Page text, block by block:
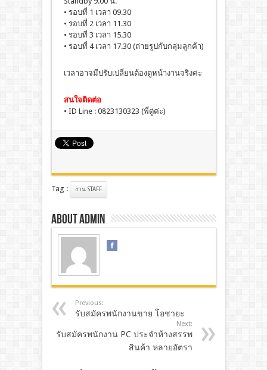
• รอบที่ 1 เวลา 09.30
• รอบที่ 2 เวลา 11.30
• รอบที่ 3 เวลา 15.30
• รอบที่ 4 เวลา 17.30 (ถ่ายรูปกับกลุ่มลูกค้า)
เวลาอาจมีปรับเปลี่ยนต้องดูหน้างานจริงค่ะ
สนใจติดต่อ
• ID Line : 0823130323 (พี่ตู่ค่ะ)
Tag : งาน STAFF
About admin
Previous:
รับสมัครพนักงานขาย โอชายะ
Next:
รับสมัครพนักงาน PC ประจำห้างสรรพ
สินค้า หลายอัตรา